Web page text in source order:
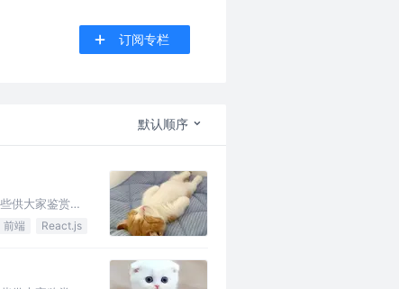
订阅专栏
默认顺序
供大家鉴赏，
前端 React.js